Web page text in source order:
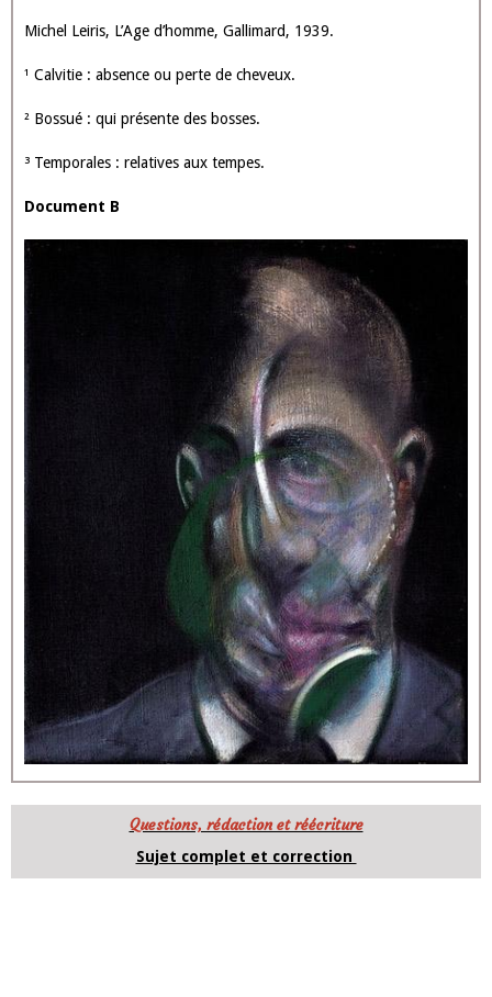
Michel Leiris, L’Age d’homme, Gallimard, 1939.
¹ Calvitie : absence ou perte de cheveux.
² Bossué : qui présente des bosses.
³ Temporales : relatives aux tempes.
Document B
Questions, rédaction et réécriture
Sujet complet et correction